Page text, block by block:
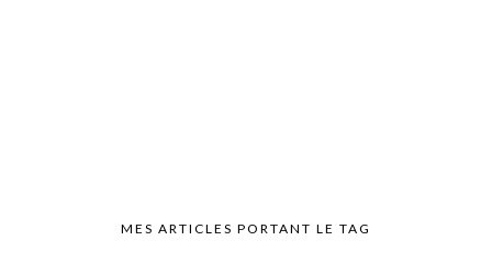
MES ARTICLES PORTANT LE TAG